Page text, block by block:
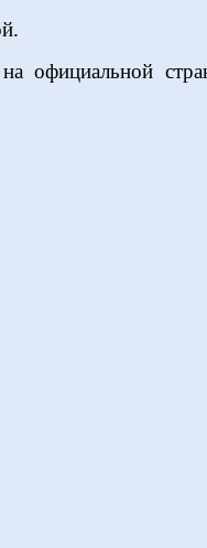
официальной